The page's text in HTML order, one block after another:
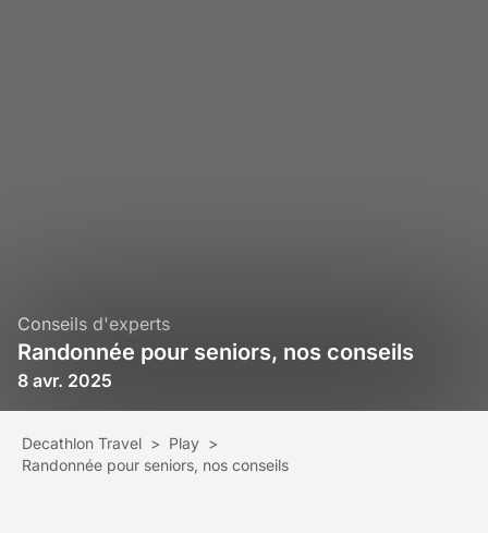
Conseils d'experts
Randonnée pour seniors, nos conseils
8 avr. 2025
Decathlon Travel > Play >
Randonnée pour seniors, nos conseils